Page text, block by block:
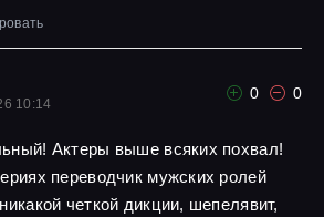
10:14
0 0
Актеры выше всяких похвал!
переводчик мужских ролей
четкой дикции, шепелявит,